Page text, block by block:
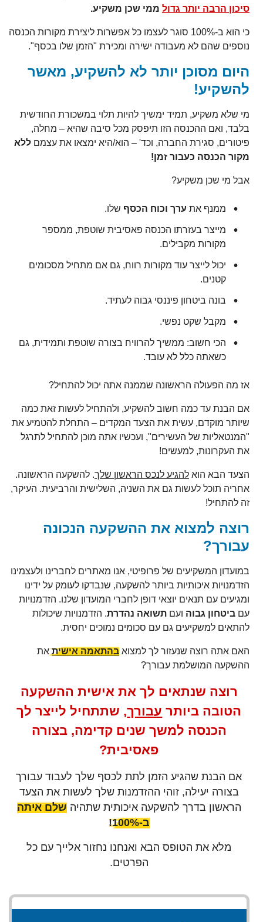
סיכון הרבה יותר גדול ממי שכן משקיע.
כי הוא ב-100% סוגר לעצמו כל אפשרות ליצירת מקורות הכנסה
נוספים שהם לא מעבודה ישירה ומכירת "הזמן שלו בכסף".
היום מסוכן יותר לא להשקיע, מאשר
להשקיע!
מי שלא משקיע, תמיד ימשיך להיות תלוי במשכורת החודשית
בלבד, ואם ההכנסה הזו תיפסק מכל סיבה שהיא – מחלה,
פיטורים, סגירת החברה, וכד' – הוא/היא ימצאו את עצמםללא
מקור הכנסה כעבור זמן!
אבל מי שכן משקיע?
ממנף את ערך וכוח הכסף שלו.
מייצר בעזרתו הכנסה פאסיבית שוטפת, ממספר
מקורות מקבילים.
יכול לייצר עוד מקורות רווח, גם אם מתחיל מסכומים
קטנים.
בונה ביטחון פיננסי גבוה לעתיד.
מקבל שקט נפשי.
הכי חשוב: ממשיך להרוויח בצורה שוטפת ותמידית, גם
כשאתה כלל לא עובד.
אז מה הפעולה הראשונה שממנה אתה יכול להתחיל?
אם הבנת עד כמה חשוב להשקיע, ולהתחיל לעשות זאת כמה
שיותר מוקדם, עשית את הצעד המקדים – התחלת להטמיע את
"המנטאליות של העשירים", ועכשיו אתה מוכן להתחיל לתרגל
את העקרונות, למעשים!
הצעד הבא הואלהגיע לנכס הראשון שלך. להשקעה הראשונה.
אחריה תוכל לעשות גם את השניה, השלישית והרביעית. העיקר,
זה להתחיל!
רוצה למצוא את ההשקעה הנכונה
עבורך?
במועדון המשקיעים של פרופיטי, אנו מאתרים לחברינו ולעצמינו
הזדמנויות איכותיות ביותר להשקעה, שנבדקו לעומק על ידינו
ומגיעים עם תנאים יוצאי דופן לחברי המועדון שלנו. הזדמנויות
עםביטחון גבוה ועםתשואה נהדרת. הזדמנויות שיכולות
להתאים למשקיעים גם עם סכומים נמוכים יחסית.
האם אתה רוצה שנעזור לך למצואבהתאמה אישית את
ההשקעה המושלמת עבורך?
רוצה שנתאים לך את אישית ההשקעה
הטובה ביותר עבורך, שתתחיל לייצר לך
הכנסה למשך שנים קדימה, בצורה
פאסיבית?
אם הבנת שהגיע הזמן לתת לכסף שלך לעבוד עבורך
בצורה יעילה, זוהי ההזדמנות שלך לעשות את הצעד
הראשון בדרך להשקעה איכותית שתהיהשלם איתה
ב-100%!
מלא את הטופס הבא ואנחנו נחזור אלייך עם כל
הפרטים.